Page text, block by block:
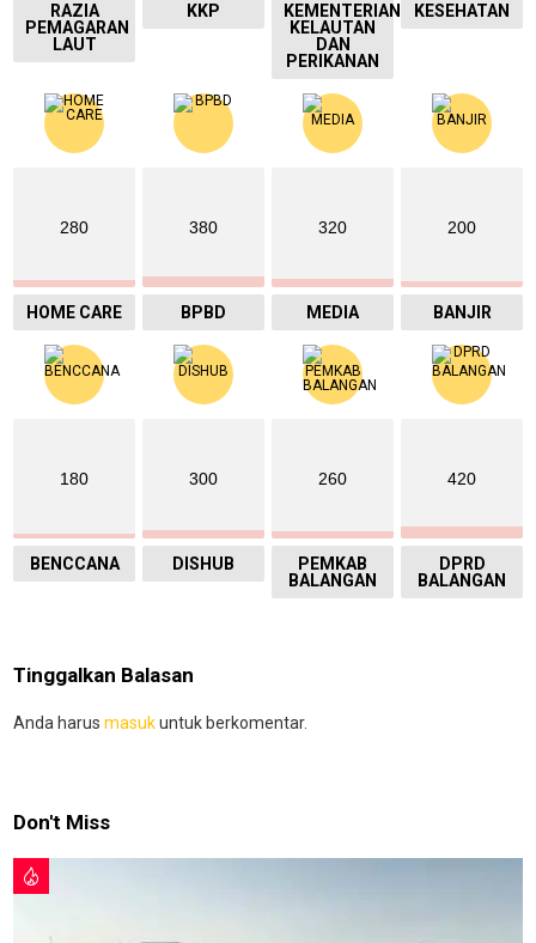
RAZIA
PEMAGARAN
LAUT
KKP
KEMENTERIAN
KELAUTAN
DAN
PERIKANAN
KESEHATAN
280
HOME CARE
380
BPBD
320
MEDIA
200
BANJIR
180
BENCCANA
300
DISHUB
260
PEMKAB
BALANGAN
420
DPRD
BALANGAN
Tinggalkan Balasan
Anda harus masukuntuk berkomentar.
Don't Miss